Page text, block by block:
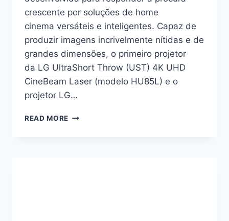
crescente por soluções de home
cinema versáteis e inteligentes. Capaz de
produzir imagens incrivelmente nítidas e de
grandes dimensões, o primeiro projetor
da LG UltraShort Throw (UST) 4K UHD
CineBeam Laser (modelo HU85L) e o
projetor LG…
READ MORE PROJETORES